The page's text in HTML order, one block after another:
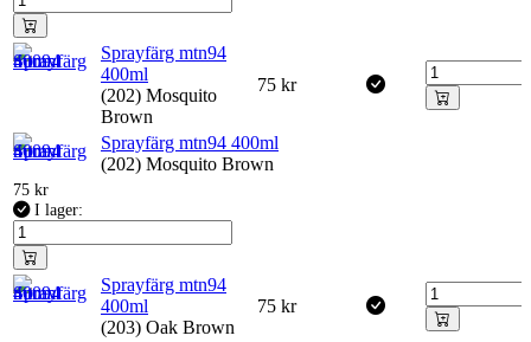
Sprayfärg mtn94
400ml
(202) Mosquito
Brown
75 kr
Sprayfärg mtn94 400ml
(202) Mosquito Brown
75 kr
I lager:
Sprayfärg mtn94
400ml
(203) Oak Brown
75 kr